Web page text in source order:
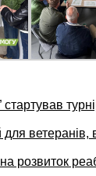
ветеранів,
розвиток